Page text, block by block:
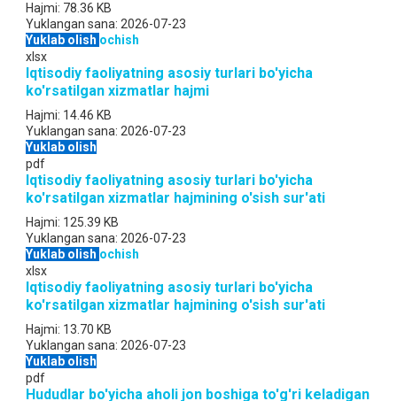
Hajmi: 78.36 KB
Yuklangan sana: 2026-07-23
Yuklab olish ochish
xlsx
Iqtisodiy faoliyatning asosiy turlari bo'yicha
ko'rsatilgan xizmatlar hajmi
Hajmi: 14.46 KB
Yuklangan sana: 2026-07-23
Yuklab olish
pdf
Iqtisodiy faoliyatning asosiy turlari bo'yicha
ko'rsatilgan xizmatlar hajmining o'sish sur'ati
Hajmi: 125.39 KB
Yuklangan sana: 2026-07-23
Yuklab olish ochish
xlsx
Iqtisodiy faoliyatning asosiy turlari bo'yicha
ko'rsatilgan xizmatlar hajmining o'sish sur'ati
Hajmi: 13.70 KB
Yuklangan sana: 2026-07-23
Yuklab olish
pdf
Hududlar bo'yicha aholi jon boshiga to'g'ri keladigan